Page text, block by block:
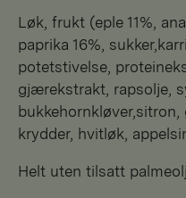
løk, frukt (eple 11%, ananas 9%), maisstivelse,
paprika 16%,
potetstivelse,
gjærekstrakt, rapsolje,
bukkehornkløver,sitron,
krydder, hvitløk,
Helt uten tilsatt